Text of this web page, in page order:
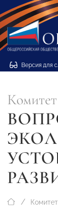
Версия для